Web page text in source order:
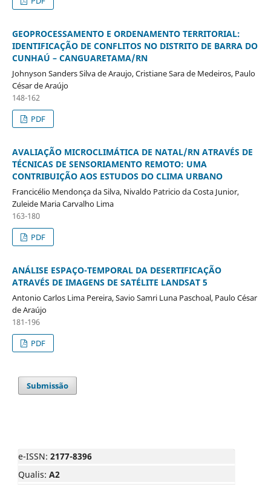
GEOPROCESSAMENTO E ORDENAMENTO TERRITORIAL:
IDENTIFICAÇÃO DE CONFLITOS NO DISTRITO DE BARRA DO
CUNHAÚ – CANGUARETAMA/RN
Johnyson Sanders Silva de Araujo, Cristiane Sara de Medeiros, Paulo
César de Araújo
148-162
PDF
AVALIAÇÃO MICROCLIMÁTICA DE NATAL/RN ATRAVÉS DE
TÉCNICAS DE SENSORIAMENTO REMOTO: UMA
CONTRIBUIÇÃO AOS ESTUDOS DO CLIMA URBANO
Francicélio Mendonça da Silva, Nivaldo Patricio da Costa Junior,
Zuleide Maria Carvalho Lima
163-180
PDF
ANÁLISE ESPAÇO-TEMPORAL DA DESERTIFICAÇÃO
ATRAVÉS DE IMAGENS DE SATÉLITE LANDSAT 5
Antonio Carlos Lima Pereira, Savio Samri Luna Paschoal, Paulo César
de Araújo
181-196
PDF
Submissão
e-ISSN: 2177-8396
Qualis: A2